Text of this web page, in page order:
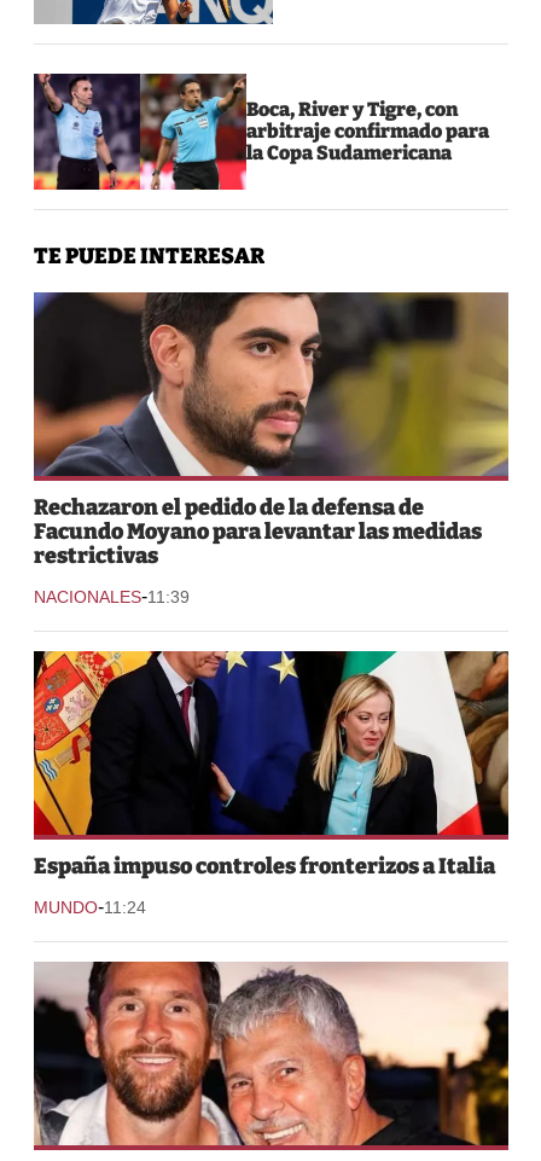
Boca, River y Tigre, con
arbitraje confirmado para
la Copa Sudamericana
TE PUEDE INTERESAR
Rechazaron el pedido de la defensa de
Facundo Moyano para levantar las medidas
restrictivas
NACIONALES-11:39
España impuso controles fronterizos a Italia
MUNDO-11:24